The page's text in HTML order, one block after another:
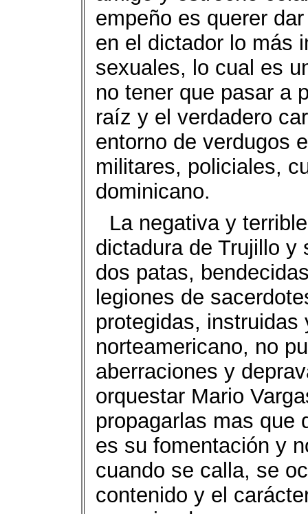
empeño es querer
en el dictador lo más
sexuales, lo cual es
no tener que pasar a
raíz y el verdadero
entorno de verdugos
militares, policiales,
dominicano.
La negativa y
dictadura de Trujillo
dos patas,
legiones de
protegidas,
norteamericano, no
aberraciones y
orquestar Mario
propagarlas mas que
es su fomentación y
cuando se calla, se
contenido y el